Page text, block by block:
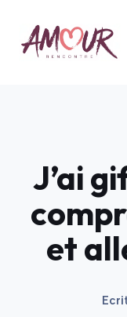
contenu
J’ai
et